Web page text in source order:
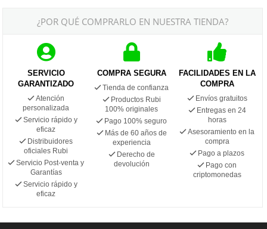
¿POR QUÉ COMPRARLO EN NUESTRA TIENDA?
SERVICIO
GARANTIZADO
Atención
personalizada
Servicio rápido y
eficaz
Distribuidores
oficiales Rubi
Servicio Post-venta y
Garantías
Servicio rápido y
eficaz
COMPRA SEGURA
Tienda de confianza
Productos Rubi
100% originales
Pago 100% seguro
Más de 60 años de
experiencia
Derecho de
devolución
FACILIDADES EN LA
COMPRA
Envíos gratuitos
Entregas en 24
horas
Asesoramiento en la
compra
Pago a plazos
Pago con
criptomonedas